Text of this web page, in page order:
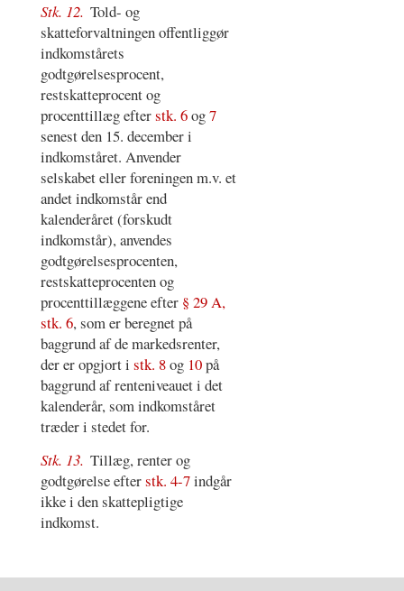
Stk. 12. Told- og
skatteforvaltningen offentliggør
indkomstårets
godtgørelsesprocent,
restskatteprocent og
procenttillæg efterstk. 6og7
senest den 15. december i
indkomståret. Anvender
selskabet eller foreningen m.v. et
andet indkomstår end
kalenderåret (forskudt
indkomstår), anvendes
godtgørelsesprocenten,
restskatteprocenten og
procenttillæggene efter § 29 A,
stk. 6, som er beregnet på
baggrund af de markedsrenter,
der er opgjort i stk. 8og 10på
baggrund af renteniveauet i det
kalenderår, som indkomståret
træder i stedet for.
Stk. 13. Tillæg, renter og
godtgørelse efterstk. 4-7indgår
ikke i den skattepligtige
indkomst.